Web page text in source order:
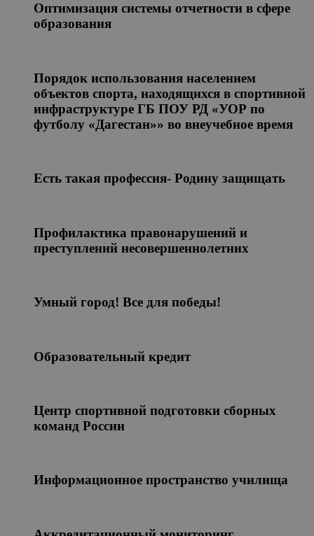
Оптимизация системы отчетности в сфере
образования
Порядок использования населением
объектов спорта, находящихся в спортивной
инфраструктуре ГБ ПОУ РД «УОР по
футболу «Дагестан»» во внеучебное время
Есть такая профессия- Родину защищать
Профилактика правонарушений и
преступлений несовершеннолетних
Умный город! Все для победы!
Образовательный кредит
Центр спортивной подготовки сборных
команд России
Информационное пространство училища